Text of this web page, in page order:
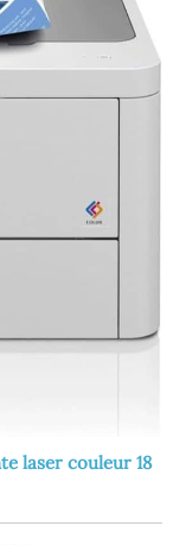
laser couleur 18